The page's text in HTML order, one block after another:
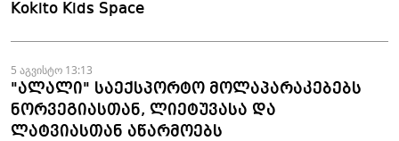
Kokito Kids Space
5 აგვისტო 13:13
"ალალი" საექსპორტო მოლაპარაკებებს
ნორვეგიასთან, ლიეტუვასა და
ლატვიასთან აწარმოებს